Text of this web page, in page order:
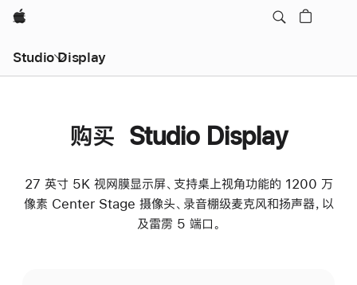
Apple
Studio Display
购买 Studio Display
27 英寸 5K 视网膜显示屏、支持桌上视角功能的 1200 万
像素 Center Stage 摄像头、录音棚级麦克风和扬声器，以
及雷雳 5 端口。